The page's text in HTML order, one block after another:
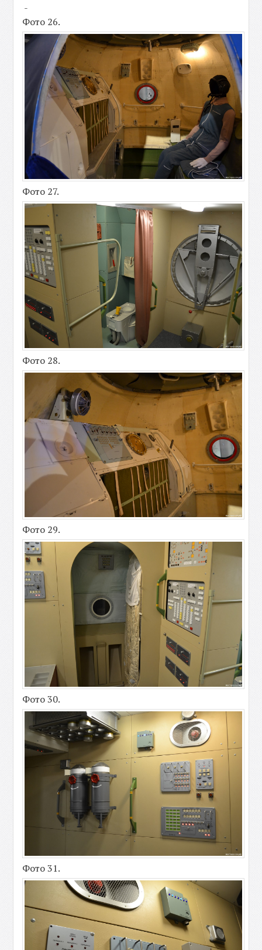
-
Фото 26.
Фото 27.
Фото 28.
Фото 29.
Фото 30.
Фото 31.